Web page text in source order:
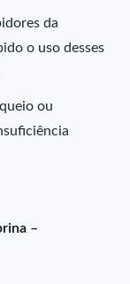
da
o uso desses
ou
–